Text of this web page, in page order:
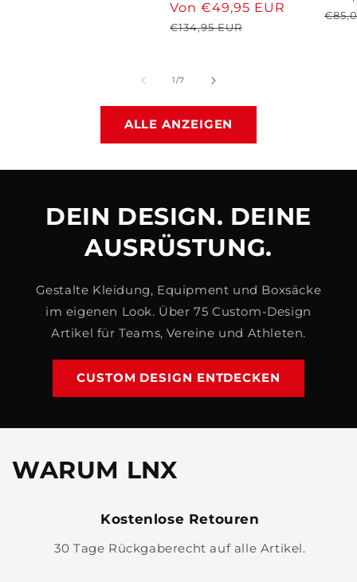
insgesamt
Verkaufspreis
Von €49,95 EUR
€134,95 EUR
1/von
7
ALLE ANZEIGEN
DEIN DESIGN. DEINE
AUSRÜSTUNG.
Gestalte Kleidung, Equipment und Boxsäcke
im eigenen Look. Über 75 Custom-Design
Artikel für Teams, Vereine und Athleten.
CUSTOM DESIGN ENTDECKEN
WARUM LNX
Kostenlose Retouren
30 Tage Rückgaberecht auf alle Artikel.